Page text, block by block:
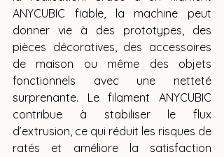
ANYCUBIC fiable, la machine peut
donner vie à des prototypes, des
pièces décoratives, des accessoires
de maison ou même des objets
fonctionnels avec une netteté
surprenante. Le filament ANYCUBIC
contribue à stabiliser le flux
d’extrusion, ce qui réduit les risques de
ratés et améliore la satisfaction